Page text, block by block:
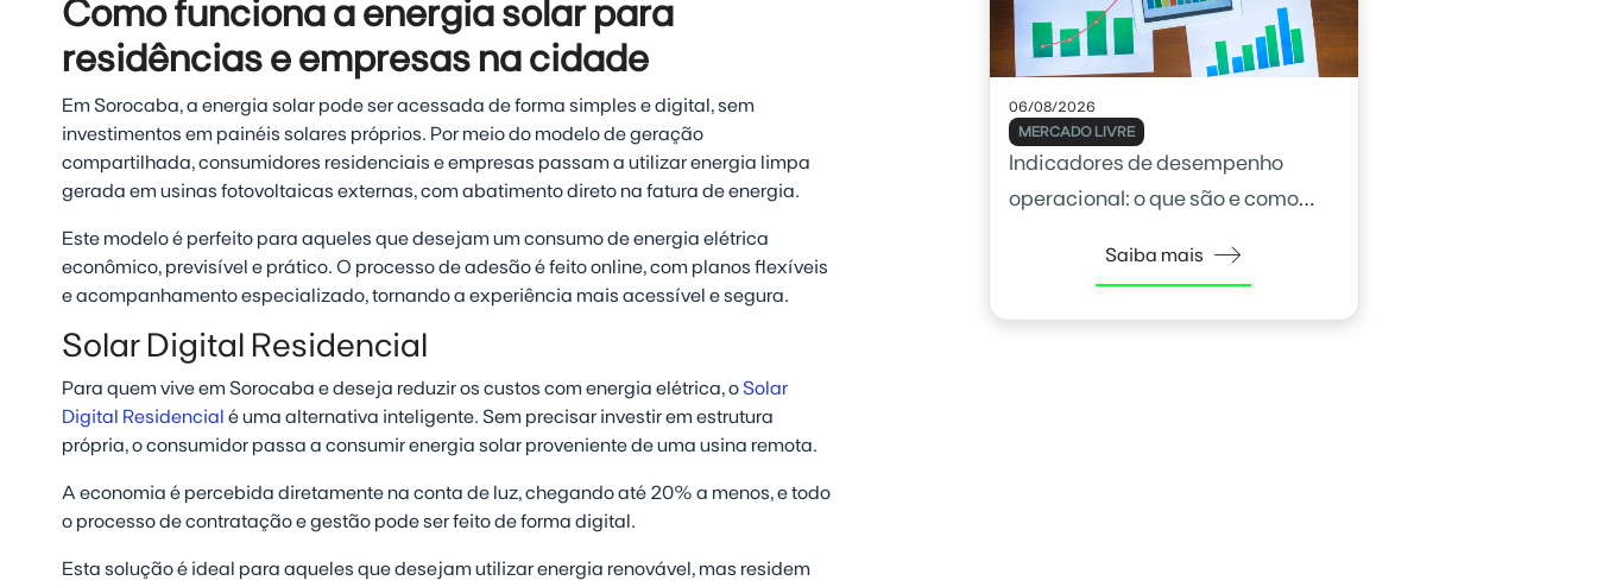
Como funciona a energia solar para
residências e empresas na cidade
Em Sorocaba, a energia solar pode ser acessada de forma simples e digital, sem
investimentos em painéis solares próprios. Por meio do modelo de geração
compartilhada, consumidores residenciais e empresas passam a utilizar energia limpa
gerada em usinas fotovoltaicas externas, com abatimento direto na fatura de energia.
Este modelo é perfeito para aqueles que desejam um consumo de energia elétrica
econômico, previsível e prático. O processo de adesão é feito online, com planos flexíveis
e acompanhamento especializado, tornando a experiência mais acessível e segura.
Solar Digital Residencial
Para quem vive em Sorocaba e deseja reduzir os custos com energia elétrica, o Solar
Digital Residencial é uma alternativa inteligente. Sem precisar investir em estrutura
própria, o consumidor passa a consumir energia solar proveniente de uma usina remota.
A economia é percebida diretamente na conta de luz, chegando até 20% a menos, e todo
o processo de contratação e gestão pode ser feito de forma digital.
Esta solução é ideal para aqueles que desejam utilizar energia renovável, mas residem
06/08/2026
MERCADO LIVRE
Indicadores de desempenho
operacional: o que são e como
Saiba mais